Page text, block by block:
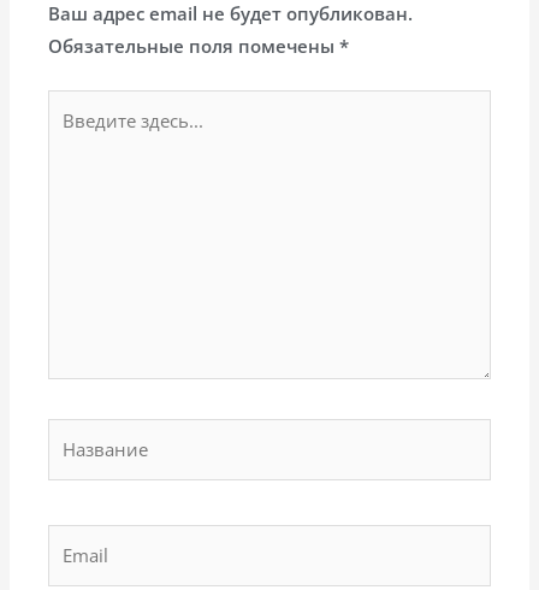
Ваш адрес email не будет опубликован.
Обязательные поля помечены*
здесь...